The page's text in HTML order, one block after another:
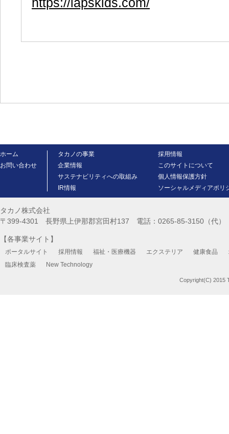
ホーム
お問い合わせ
タカノの事業
企業情報
サステナビリティへの取組み
IR情報
採用情報
このサイトについて
個人情報保護方針
ソーシャルメディアポリ
タカノ株式会社
〒399-4301 長野県上伊那郡宮田村137 電話：0265-85-3150（代
【各事業サイト】
ポータルサイト 採用情報 福祉・医療機器 エクステリア 健康食品
臨床検査薬
New Technology
Copyright(C) 2015